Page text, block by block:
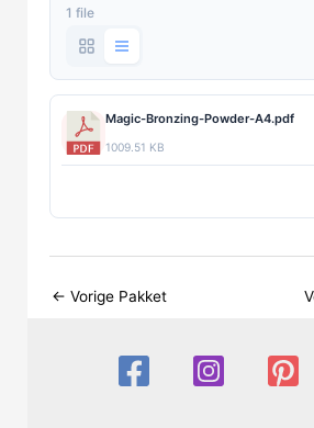
1 file
Magic-Bronzing-Powder-A4.pdf
1009.51 KB
← Vorige Pakket